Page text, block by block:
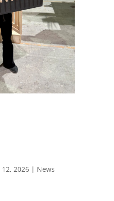
12, 2026| News